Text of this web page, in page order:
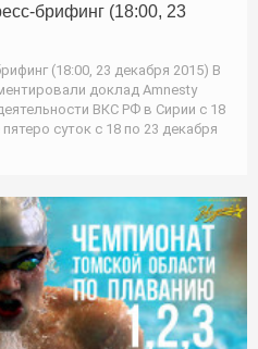
брифинг (18:00, 23
(18:00, 23 декабря 2015) В
доклад Amnesty
ВКС РФ в Сирии с 18
суток с 18 по 23 декабря